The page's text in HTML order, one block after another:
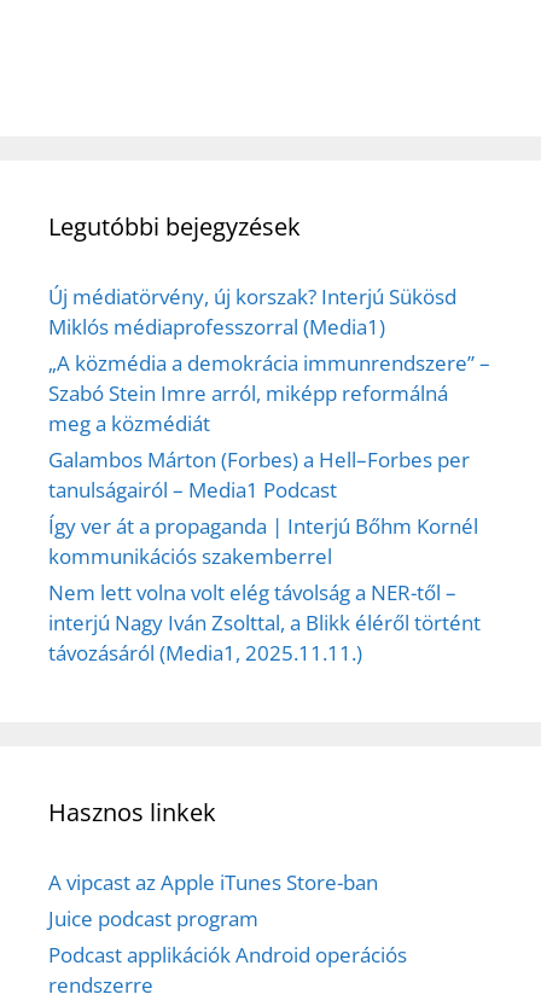
Legutóbbi bejegyzések
Új médiatörvény, új korszak? Interjú Sükösd
Miklós médiaprofesszorral (Media1)
„A közmédia a demokrácia immunrendszere” –
Szabó Stein Imre arról, miképp reformálná
meg a közmédiát
Galambos Márton (Forbes) a Hell–Forbes per
tanulságairól – Media1 Podcast
Így ver át a propaganda | Interjú Bőhm Kornél
kommunikációs szakemberrel
Nem lett volna volt elég távolság a NER-től –
interjú Nagy Iván Zsolttal, a Blikk éléről történt
távozásáról (Media1, 2025.11.11.)
Hasznos linkek
A vipcast az Apple iTunes Store-ban
Juice podcast program
Podcast applikációk Android operációs
rendszerre